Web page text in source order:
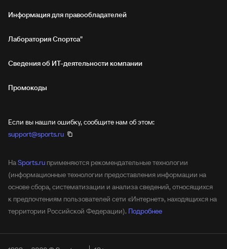
Информация для правообладателей
Лаборатория Спортса"
Сведения об ИТ‑деятельности компании
Промокоды
Если вы нашли ошибку, сообщите нам об этом:
support@sports.ru
НаSports.ru применяются рекомендательные технологии
(информационные технологии предоставления информации на
основе сбора, систематизации и анализа сведений, относящихся
к предпочтениям пользователей сети «Интернет», находящихся на
территории Российской Федерации). Подробнее